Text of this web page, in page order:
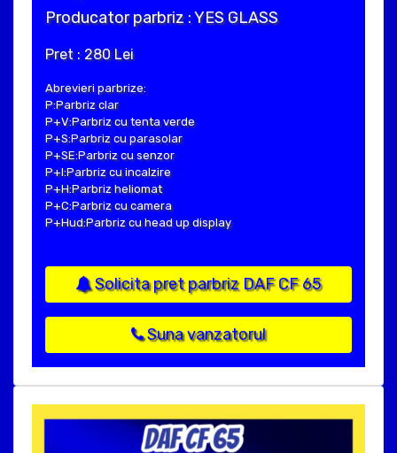
Producator parbriz : YES GLASS
Pret : 280 Lei
Abrevieri parbrize:
P:Parbriz clar
P+V:Parbriz cu tenta verde
P+S:Parbriz cu parasolar
P+SE:Parbriz cu senzor
P+I:Parbriz cu incalzire
P+H:Parbriz heliomat
P+C:Parbriz cu camera
P+Hud:Parbriz cu head up display
Solicita pret parbriz DAF CF 65
Suna vanzatorul